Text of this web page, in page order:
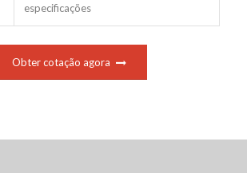
especificações
Obter cotação agora